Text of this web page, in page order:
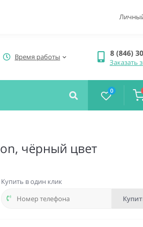
Время работы 8 (846)
Заказать
0
чёрный цвет
Купить в один клик